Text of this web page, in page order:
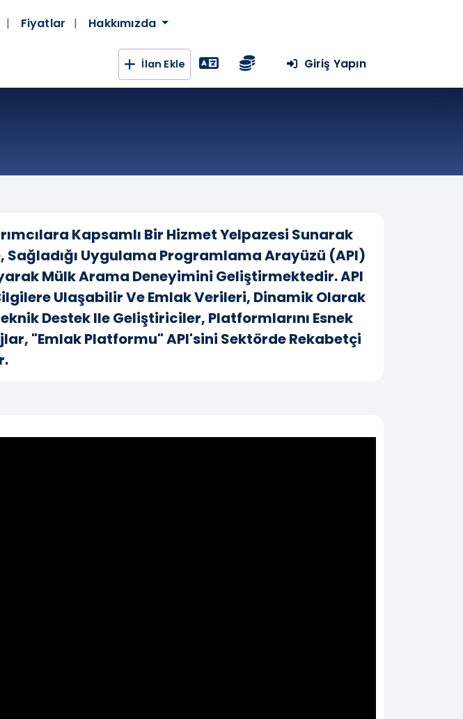
Fiyatlar Hakkımızda
İlan Ekle Giriş Yapın
Kapsamlı Bir Hizmet Yelpazesi Sunarak
Uygulama Programlama Arayüzü (API)
Mülk Arama Deneyimini Geliştirmektedir. API
Ulaşabilir Ve Emlak Verileri, Dinamik Olarak
Destek Ile Geliştiriciler, Platformlarını Esnek
"Emlak Platformu" API'sini Sektörde Rekabetçi